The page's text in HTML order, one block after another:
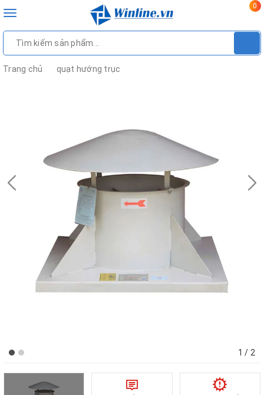
Toggle
0
Trang chủ quạt hướng trục
1 / 2